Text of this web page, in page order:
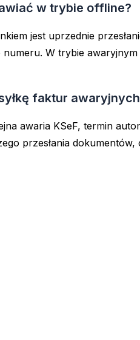
w trybie offline?
jest uprzednie
W trybie
faktur
awaria KSeF, termin
przesłania